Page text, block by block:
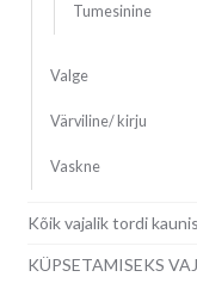
Tumesinine
Valge
Värviline/ kirju
Vaskne
Kõik vajalik tordi
KÜPSETAMISEKS